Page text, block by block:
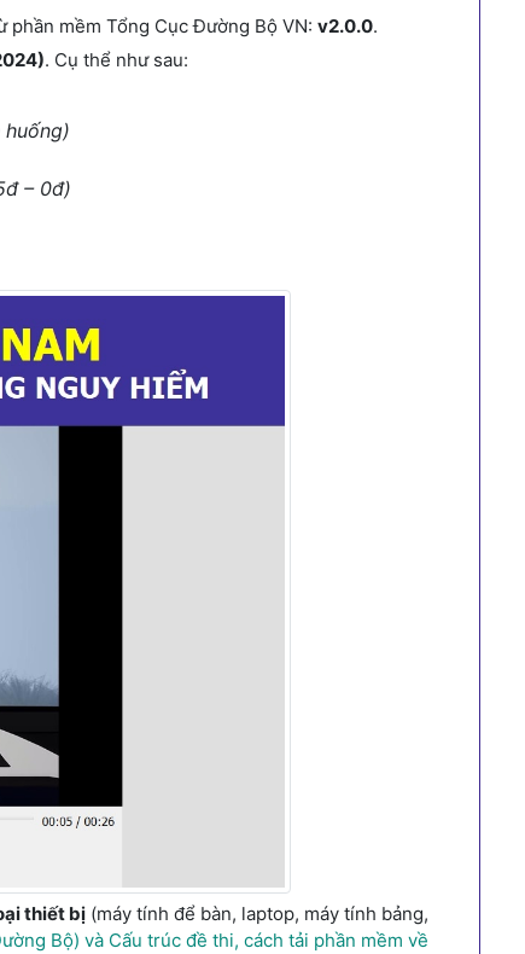
phần mềm Tổng Cục Đường Bộ VN: v2.0.0.
. Cụ thể như sau:
– 0đ)
thiết bị (máy tính để bàn, laptop, máy tính bảng,
Bộ) và Cấu trúc đề thi, cách tải phần mềm về